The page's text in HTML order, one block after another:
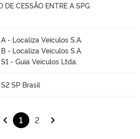
DE CESSÃO ENTRE A SPG
- Localiza Veiculos S.A.
- Localiza Veículos S.A.
- Guia Veiculos Ltda.
SP Brasil
1 2